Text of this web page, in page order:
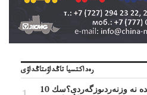
رەداكتسيا تاڭداۋىتاڭداۋى
10 كۇندە نە وزنەردىوزگەردى؟سك